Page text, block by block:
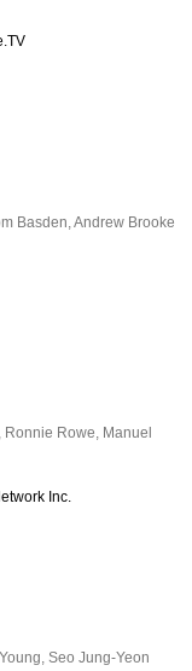
Basden,Andrew Brooke
, Ronnie Rowe, Manuel
Inc.
,Seo Jung-Yeon